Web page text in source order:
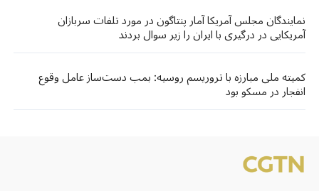
نمایندگان مجلس آمریکا آمار پنتاگون در مورد تلفات سربازان
آمریکایی در درگیری با ایران را زیر سوال بردند
کمیته ملی مبارزه با تروریسم روسیه: بمب دست‌ساز عامل وقوع
انفجار در مسکو بود